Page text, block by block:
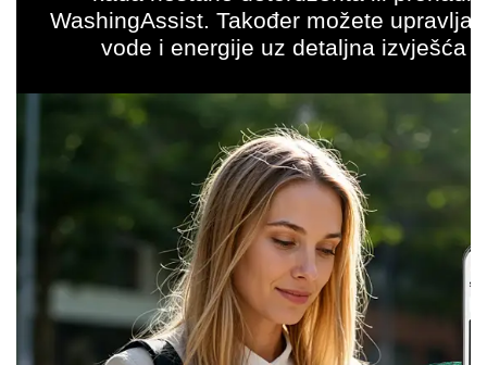
WashingAssist. Također možete
vode i energije uz detaljna izvješća